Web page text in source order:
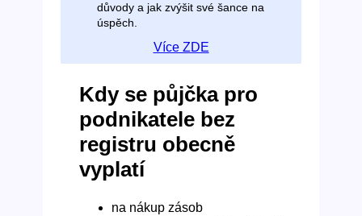
důvody a jak zvýšit své šance na
úspěch.
Více ZDE
Kdy se půjčka pro
podnikatele bez
registru obecně
vyplatí
na nákup zásob